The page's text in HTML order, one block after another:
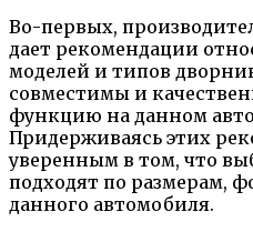
Во-первых,
дает рекомендации
моделей и типов
совместимы и
функцию на данном
Придерживаясь этих
уверенным в том, что
подходят по размерам,
данного автомобиля.